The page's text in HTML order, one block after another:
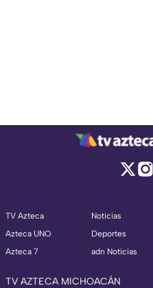
TV Azteca
Azteca UNO
Azteca 7
Noticias
Deportes
adn Noticias
TV AZTECA MICHOACÁN